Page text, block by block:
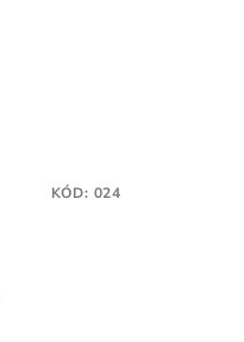
KÓD: 024